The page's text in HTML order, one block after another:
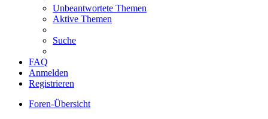
Unbeantwortete Themen
Aktive Themen
Suche
FAQ
Anmelden
Registrieren
Foren-Übersicht